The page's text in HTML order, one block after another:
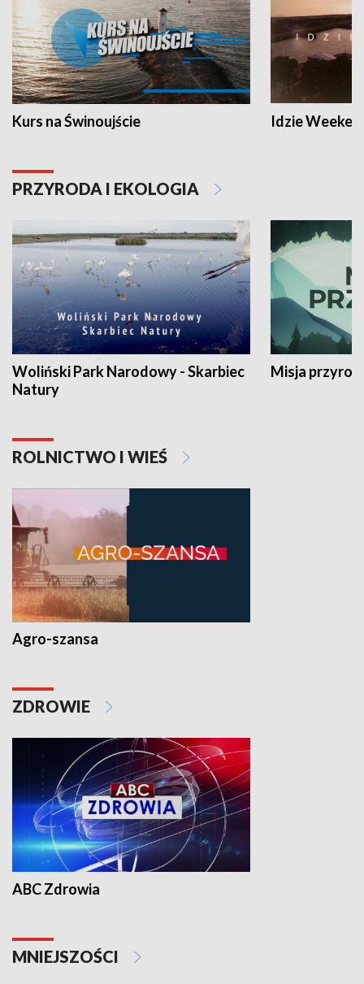
Kurs na Świnoujście Idzie
PRZYRODA I EKOLOGIA
Woliński Park Narodowy - Skarbiec
Natury
Misja
ROLNICTWO I WIEŚ
Agro-szansa
ZDROWIE
ABC Zdrowia
MNIEJSZOŚCI